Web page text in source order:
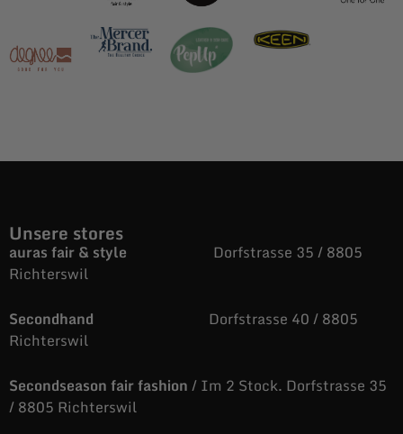
Unsere stores
auras fair & style Dorfstrasse 35 / 8805
Richterswil
Secondhand Dorfstrasse 40 / 8805
Richterswil
Secondseason fair fashion/ Im 2 Stock. Dorfstrasse 35
/ 8805 Richterswil